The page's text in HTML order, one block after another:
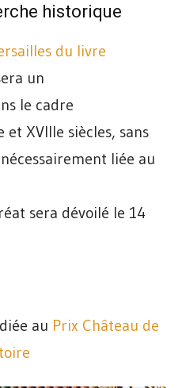
historique
du livre
un
le cadre
XVIIIe siècles, sans
liée au
sera dévoilé le 14
au Prix Château de